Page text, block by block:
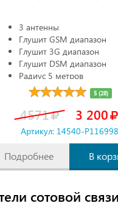
3 антенны
Глушит GSM диапазон
Глушит 3G диапазон
Глушит DSM диапазон
Радиус 5 метров
5 (28)
4571 3 200
Артикул: 14540-P116998
Подробнее В
сотовой